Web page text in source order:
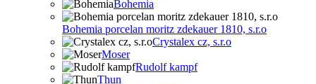
Bohemia
Bohemia porcelan moritz zdekauer 1810, s.r.o
Crystalex cz, s.r.o
Moser
Rudolf kampf
Thun